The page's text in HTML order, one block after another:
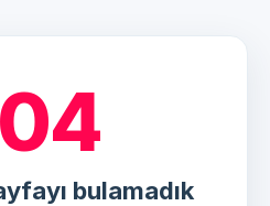
bulamadık